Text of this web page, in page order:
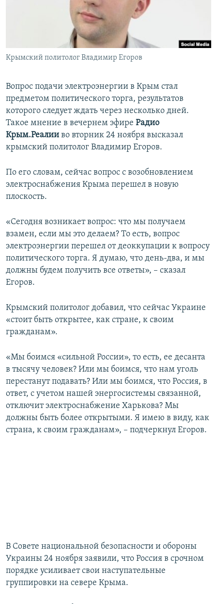
ПОБЕДИТЕЛЕЙ НЕ СУДЯТ?
КРЫМ.НЕПОКОРЕННЫЙ
УКРАИНСКАЯ ПРОБЛЕМА КРЫМА
Крымский политолог Владимир Егоров
Вопрос подачи электроэнергии в Крым стал
предметом политического торга, результатов
которого следует ждать через несколько дней.
Такое мнение в вечернем эфире Радио
Крым.Реалии во вторник 24 ноября высказал
крымский политолог Владимир Егоров.
По его словам, сейчас вопрос с возобновлением
электроснабжения Крыма перешел в новую
плоскость.
«Сегодня возникает вопрос: что мы получаем
взамен, если мы это делаем? То есть, вопрос
электроэнергии перешел от деоккупации к вопросу
политического торга. Я думаю, что день-два, и мы
должны будем получить все ответы», – сказал
Егоров.
Крымский политолог добавил, что сейчас Украине
«стоит быть открытее, как стране, к своим
гражданам».
«Мы боимся «сильной России», то есть, ее десанта
в тысячу человек? Или мы боимся, что нам уголь
перестанут подавать? Или мы боимся, что Россия, в
ответ, с учетом нашей энергосистемы связанной,
отключит электроснабжение Харькова? Мы
должны быть более открытыми. Я имею в виду, как
страна, к своим гражданам», – подчеркнул Егоров.
В Совете национальной безопасности и обороны
Украины 24 ноября заявили, что Россия в срочном
порядке усиливает свои наступательные
группировки на севере Крыма.